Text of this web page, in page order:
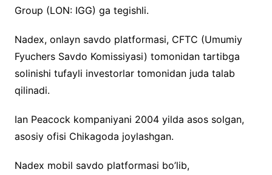
Group (LON: IGG) ga tegishli.
Nadex, onlayn savdo platformasi, CFTC (Umumiy
Fyuchers Savdo Komissiyasi) tomonidan tartibga
solinishi tufayli investorlar tomonidan juda talab
qilinadi.
Ian Peacock kompaniyani 2004 yilda asos solgan,
asosiy ofisi Chikagoda joylashgan.
Nadex mobil savdo platformasi bo’lib,